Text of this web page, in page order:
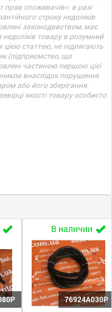
прав споживачів»: в разі
строку недоліків
законодавством, має
товару в розумний
статтею, не підлягають
(підприємство, що
частиною першою цієї
внаслідок порушення
або його зберігання.
якості товару особисто
В наличии
76924A030P